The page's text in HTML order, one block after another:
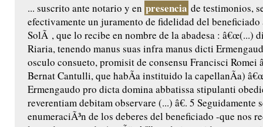
... suscrito ante notario y en presencia de testimonios,
efectivamente un juramento de fidelidad del beneficiado
SolÃ , que lo recibe en nombre de la abadesa : â€œ(...)
Riaria, tenendo manus suas infra manus dicti
osculo consueto, promisit de consensu Francisci Romei
Bernat Cantulli, que habÃ­a instituido la capellanÃ­a)
Ermengaudo pro dicta domina abbatissa stipulanti
reverentiam debitam observare (...) â€. 5 Seguidamente
enumeraciÃ³n de los deberes del beneficiado -que nos